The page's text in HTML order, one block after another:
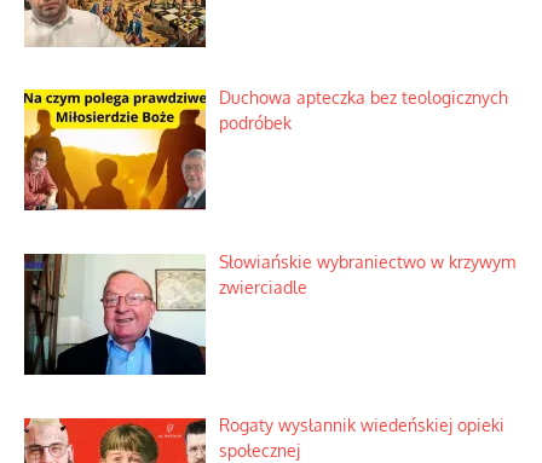
Duchowa apteczka bez teologicznych
podróbek
Słowiańskie wybraniectwo w krzywym
zwierciadle
Rogaty wysłannik wiedeńskiej opieki
społecznej